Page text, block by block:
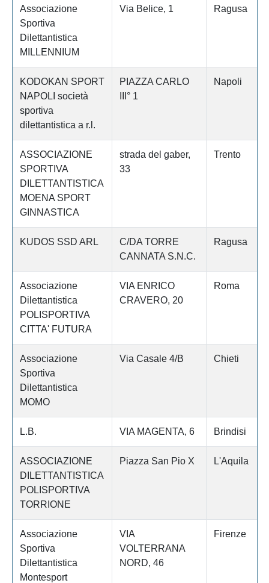
Associazione
Sportiva
Dilettantistica
MILLENNIUM
Via Belice, 1 Ragusa
KODOKAN SPORT
NAPOLI società
sportiva
dilettantistica a r.l.
PIAZZA CARLO
III° 1
Napoli
ASSOCIAZIONE
SPORTIVA
DILETTANTISTICA
MOENA SPORT
GINNASTICA
strada del gaber,
33
Trento
KUDOS SSD ARL
C/DA TORRE
CANNATA S.N.C.
Ragusa
Associazione
Dilettantistica
POLISPORTIVA
CITTA' FUTURA
VIA ENRICO
CRAVERO, 20
Roma
Associazione
Sportiva
Dilettantistica
MOMO
Via Casale 4/B Chieti
L.B. VIA MAGENTA, 6 Brindisi
ASSOCIAZIONE
DILETTANTISTICA
POLISPORTIVA
TORRIONE
Piazza San Pio X L'Aquila
Associazione
Sportiva
Dilettantistica
Montesport
VIA
VOLTERRANA
NORD, 46
Firenze